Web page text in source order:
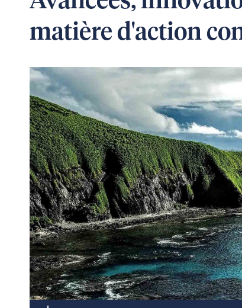
matière d'action